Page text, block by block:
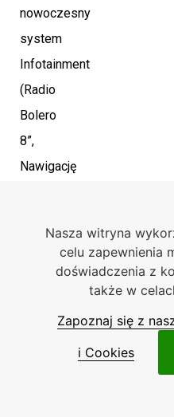
nowoczesny
system
Infotainment
(Radio
Bolero
8”,
Nawigację
Columbus
funkcję
Nasza witryna
celu zapewnienia
doświadczenia z
także w
Zapoznaj się z
i Cookies